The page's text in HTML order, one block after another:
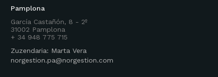
Pamplona
García Castañón, 8 - 2º
31002 Pamplona
+ 34 948 775 715
Zuzendaria: Marta Vera
norgestion.pa@norgestion.com